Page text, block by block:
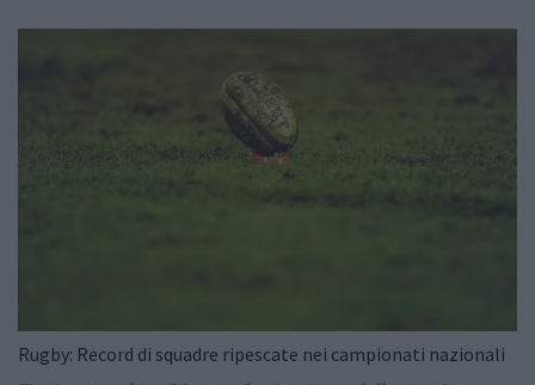
Rugby: Record di squadre ripescate nei campionati nazionali